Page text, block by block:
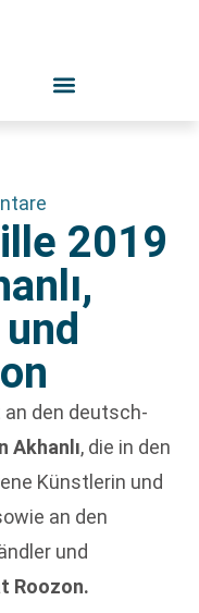
2019
an den deutsch-
Akhanlı, die in den
Künstlerin und
an den
und
Roozon.